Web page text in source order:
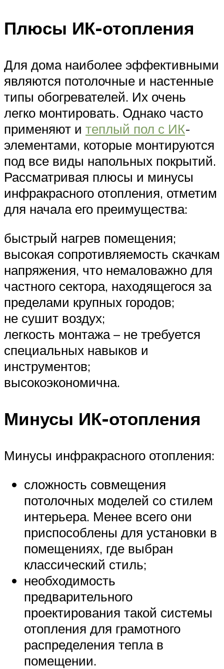
Плюсы ИК-отопления
Для дома наиболее эффективными
являются потолочные и настенные
типы обогревателей. Их очень
легко монтировать. Однако часто
применяют и теплый пол с ИК-
элементами, которые монтируются
под все виды напольных покрытий.
Рассматривая плюсы и минусы
инфракрасного отопления, отметим
для начала его преимущества:
быстрый нагрев помещения;
высокая сопротивляемость скачкам
напряжения, что немаловажно для
частного сектора, находящегося за
пределами крупных городов;
не сушит воздух;
легкость монтажа – не требуется
специальных навыков и
инструментов;
высокоэкономична.
Минусы ИК-отопления
Минусы инфракрасного отопления:
сложность совмещения
потолочных моделей со стилем
интерьера. Менее всего они
приспособлены для установки в
помещениях, где выбран
классический стиль;
необходимость
предварительного
проектирования такой системы
отопления для грамотного
распределения тепла в
помещении.